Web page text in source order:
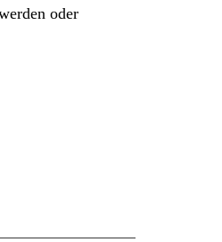
oder